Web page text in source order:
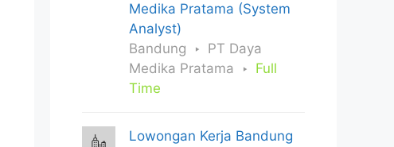
Medika Pratama (System
Analyst)
Bandung
PT Daya
Medika Pratama
Full
Time
Lowongan Kerja Bandung